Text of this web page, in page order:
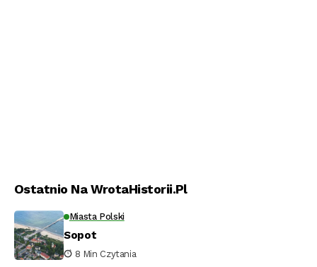
Ostatnio Na WrotaHistorii.pl
Miasta Polski
Sopot
8 Min Czytania